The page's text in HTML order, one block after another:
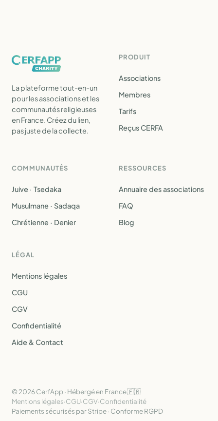
La plateforme tout-en-un
pour les associations et les
communautés religieuses
en France. Créez du lien,
pas juste de la collecte.
PRODUIT
Associations
Membres
Tarifs
Reçus CERFA
COMMUNAUTÉS
Juive · Tsedaka
Musulmane · Sadaqa
Chrétienne · Denier
RESSOURCES
Annuaire des associations
FAQ
Blog
LÉGAL
Mentions légales
CGU
CGV
Confidentialité
Aide & Contact
© 2026 CerfApp · Hébergé en France 🇫🇷
Mentions légales·CGU·CGV·Confidentialité
Paiements sécurisés par Stripe · Conforme RGPD